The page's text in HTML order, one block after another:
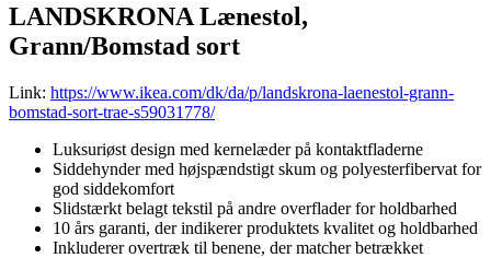
LANDSKRONA Lænestol,
Grann/Bomstad sort
Link: https://www.ikea.com/dk/da/p/landskrona-laenestol-grann-
bomstad-sort-trae-s59031778/
Luksuriøst design med kernelæder på kontaktfladerne
Siddehynder med højspændstigt skum og polyesterfibervat for
god siddekomfort
Slidstærkt belagt tekstil på andre overflader for holdbarhed
10 års garanti, der indikerer produktets kvalitet og holdbarhed
Inkluderer overtræk til benene, der matcher betrækket